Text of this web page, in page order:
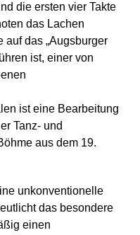
die ersten vier Takte
das Lachen
auf das „Augsburger
ist, einer von
ist eine Bearbeitung
Tanz- und
aus dem 19.
unkonventionelle
das besondere
einen